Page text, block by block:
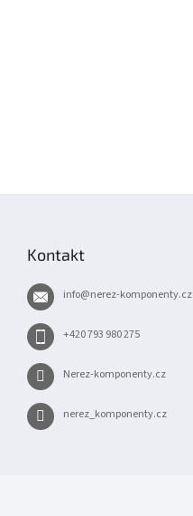
Kontakt
info@nerez-komponenty.cz
+420 793 980 275
Nerez-komponenty.cz
nerez_komponenty.cz